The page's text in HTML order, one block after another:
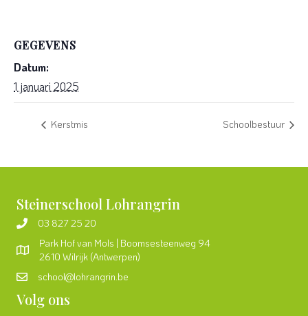
GEGEVENS
Datum:
1 januari 2025
Kerstmis Schoolbestuur
Steinerschool Lohrangrin
03 827 25 20
Park Hof van Mols | Boomsesteenweg 94
2610 Wilrijk (Antwerpen)
school@lohrangrin.be
Volg ons